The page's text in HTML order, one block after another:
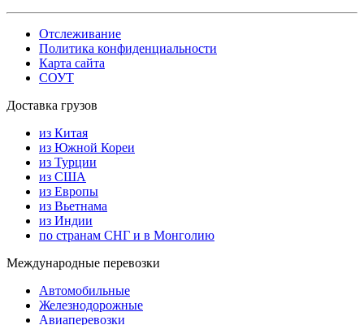
Отслеживание
Политика конфиденциальности
Карта сайта
СОУТ
Доставка грузов
из Китая
из Южной Кореи
из Турции
из США
из Европы
из Вьетнама
из Индии
по странам СНГ и в Монголию
Международные перевозки
Автомобильные
Железнодорожные
Авиаперевозки